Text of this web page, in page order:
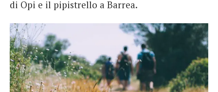
di Opi e il pipistrello a Barrea.